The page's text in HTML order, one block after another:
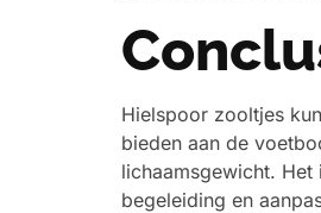
Hielspoor zooltjes
bieden aan de
lichaamsgewicht.
begeleiding en